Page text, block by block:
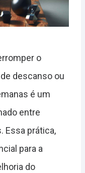
o
descanso ou
é um
entre
Essa prática,
para a
do